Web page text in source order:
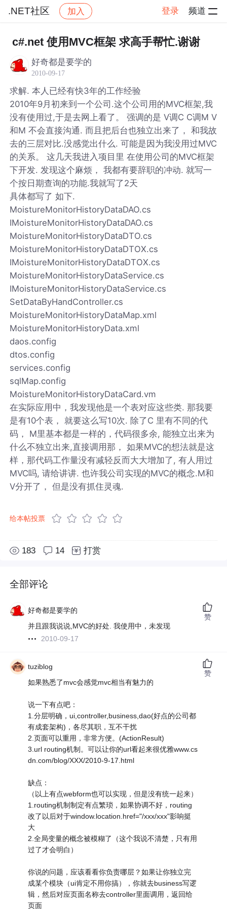
.NET社区 加入 登录 频道
社区 .NET社区 帖子详情
c#.net 使用MVC框架 求高手帮忙.谢谢
好奇都是要学的
2010-09-17
求解. 本人已经有快3年的工作经验
2010年9月初来到一个公司.这个公司用的MVC框架,我
没有使用过,于是去网上看了。 强调的是 V调C C调M V
和M 不会直接沟通. 而且把后台也独立出来了， 和我故
去的三层对比.没感觉出什么. 可能是因为我没用过MVC
的关系。 这几天我进入项目里 在使用公司的MVC框架
下开发. 发现这个麻烦， 我都有要辞职的冲动. 就写一
个按日期查询的功能.我就写了2天
具体都写了 如下.
MoistureMonitorHistoryDataDAO.cs
IMoistureMonitorHistoryDataDAO.cs
MoistureMonitorHistoryDataDTO.cs
MoistureMonitorHistoryDataDTOX.cs
IMoistureMonitorHistoryDataDTOX.cs
MoistureMonitorHistoryDataService.cs
IMoistureMonitorHistoryDataService.cs
SetDataByHandController.cs
MoistureMonitorHistoryDataMap.xml
MoistureMonitorHistoryData.xml
daos.config
dtos.config
services.config
sqlMap.config
MoistureMonitorHistoryDataCard.vm
在实际应用中，我发现他是一个表对应这些类. 那我要
是有10个表， 就要这么写10次. 除了C 里有不同的代
码， M里基本都是一样的，代码很多余, 能独立出来为
什么不独立出来,直接调用那， 如果MVC的想法就是这
样，那代码工作量没有减轻反而大大增加了, 有人用过
MVC吗, 请给讲讲. 也许我公司实现的MVC的概念.M和
V分开了， 但是没有抓住灵魂.
给本帖投票
183 14 打赏
全部评论
好奇都是要学的
并且跟我说说,MVC的好处. 我使用中，未发现
2010-09-17
赞
tuziblog
如果熟悉了mvc会感觉mvc相当有魅力的
说一下有点吧：
1.分层明确，ui,controller,business,dao(好点的公司都
有成套架构)，各尽其职，互不干扰
2.页面可以重用，非常方便。(ActionResult)
3.url routing机制。可以让你的url看起来很优雅www.cs
dn.com/blog/XXX/2010-9-17.html
缺点：
（以上有点webform也可以实现，但是没有统一起来）
1.routing机制制定有点繁琐，如果协调不好，routing
改了以后对于window.location.href="/xxx/xxx"影响挺
大
2.全局变量的概念被模糊了（这个我说不清楚，只有用
过了才会明白）
你说的问题，应该看看你负责哪层？如果让你独立完
成某个模块（ui肯定不用你搞），你就去business写逻
辑，然后对应页面名称去controller里面调用，返回给
页面
赞